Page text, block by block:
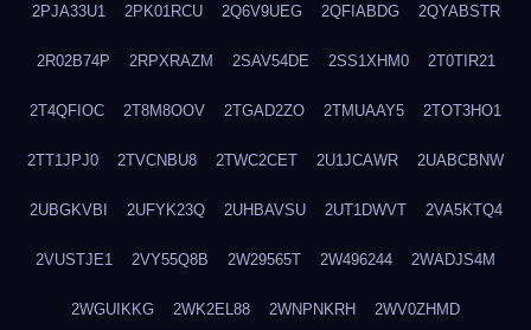
2PJA33U1 2PK01RCU 2Q6V9UEG 2QFIABDG 2QYABSTR
2R02B74P 2RPXRAZM 2SAV54DE 2SS1XHM0 2T0TIR21
2T4QFIOC 2T8M8OOV 2TGAD2ZO 2TMUAAY5 2TOT3HO1
2TT1JPJ0 2TVCNBU8 2TWC2CET 2U1JCAWR 2UABCBNW
2UBGKVBI 2UFYK23Q 2UHBAVSU 2UT1DWVT 2VA5KTQ4
2VUSTJE1 2VY55Q8B 2W29565T 2W496244 2WADJS4M
2WGUIKKG 2WK2EL88 2WNPNKRH 2WV0ZHMD